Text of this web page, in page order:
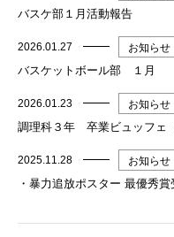
バスケ部１月活動報告
2026.01.27 お知らせ
バスケットボール部 １月
2026.01.23 お知らせ
調理科３年 卒業ビュッフェ
2025.11.28 お知らせ
・暴力追放ポスター 最優秀